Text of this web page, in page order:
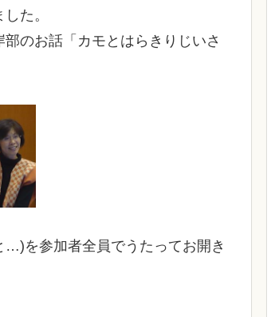
た。
のお話「カモとはらきりじいさ
…)を参加者全員でうたってお開き